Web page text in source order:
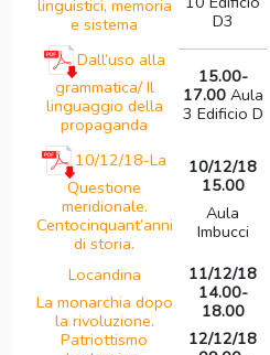
linguistici, memoria
e sistema
D3
15.00-
17.00 Aula
3 Edificio D
Dall’uso alla
grammatica/ Il
linguaggio della
propaganda
10/12/18-La
Questione
meridionale.
Centocinquant’anni
di storia.
10/12/18
15.00
Aula
Imbucci
Locandina
La monarchia dopo
la rivoluzione.
Patriottismo
11/12/18
14.00-
18.00
12/12/18